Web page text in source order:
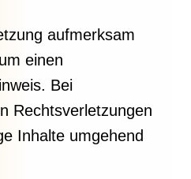
aufmerksam
einen
Bei
Rechtsverletzungen
Inhalte umgehend